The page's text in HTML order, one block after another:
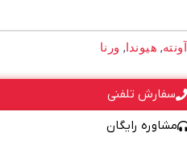
آونته, هیوندا, ورنا
سفارش تلفنی
مشاوره رایگان